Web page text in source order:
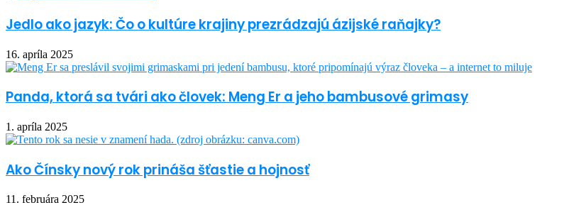
Jedlo ako jazyk: Čo o kultúre krajiny prezrádzajú ázijské raňajky?
16. apríla 2025
Panda, ktorá sa tvári ako človek: Meng Er a jeho bambusové grimasy
1. apríla 2025
Ako Čínsky nový rok prináša šťastie a hojnosť
11. februára 2025